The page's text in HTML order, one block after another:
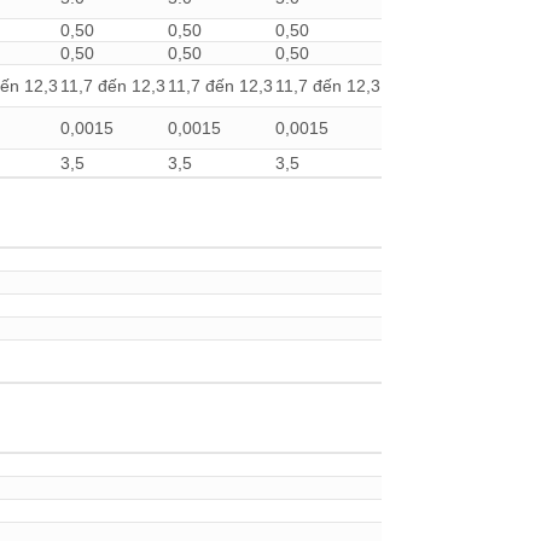
0,50
0,50
0,50
0,50
0,50
0,50
12,3 11,7 đến 12,3 11,7 đến 12,3 11,7 đến 12,3
0,0015 0,0015
0,0015
3,5
3,5 3,5